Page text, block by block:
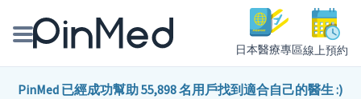
日本醫療專區線上預約
線上預約醫師、院所
PinMed 已經成功幫助 55,898 名用戶找到適合自己的醫生 :)